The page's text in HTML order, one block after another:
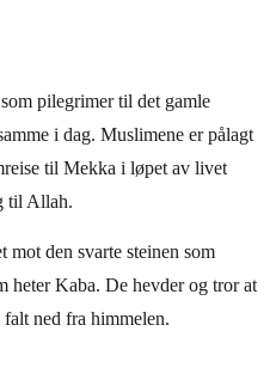
pilegrimer til det gamle
i dag. Muslimene er pålagt
til Mekka i løpet av livet
til Allah.
mot den svarte steinen som
heter Kaba. De hevder og tror at
falt ned fra himmelen.